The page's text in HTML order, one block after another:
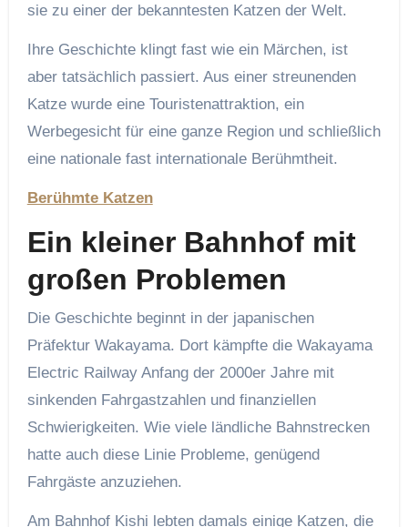
sie zu einer der bekanntesten Katzen der Welt.
Ihre Geschichte klingt fast wie ein Märchen, ist
aber tatsächlich passiert. Aus einer streunenden
Katze wurde eine Touristenattraktion, ein
Werbegesicht für eine ganze Region und schließlich
eine nationale fast internationale Berühmtheit.
Berühmte Katzen
Ein kleiner Bahnhof mit
großen Problemen
Die Geschichte beginnt in der japanischen
Präfektur Wakayama. Dort kämpfte die Wakayama
Electric Railway Anfang der 2000er Jahre mit
sinkenden Fahrgastzahlen und finanziellen
Schwierigkeiten. Wie viele ländliche Bahnstrecken
hatte auch diese Linie Probleme, genügend
Fahrgäste anzuziehen.
Am Bahnhof Kishi lebten damals einige Katzen, die